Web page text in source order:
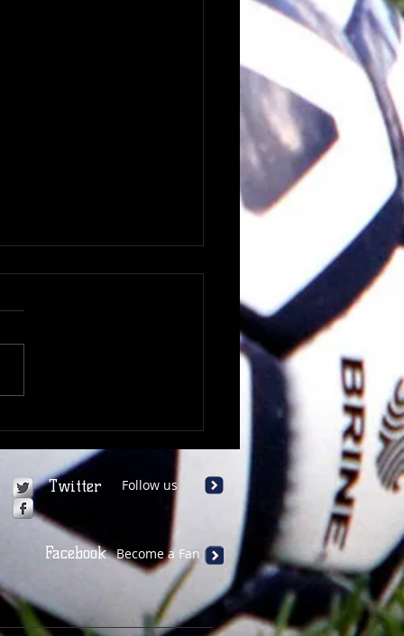
dur rostit de
Ioanițoaia
Twitter Follow us
Facebook Become a Fan